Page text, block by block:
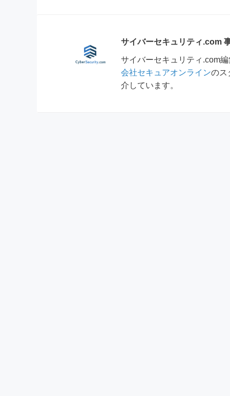
サイバーセキュリティ.com
サイバーセキュリティ.com
会社セキュアオンラインのス
介しています。